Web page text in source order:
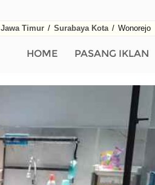
Jawa Timur / Surabaya Kota / Wonorejo
HOME PASANG IKLAN